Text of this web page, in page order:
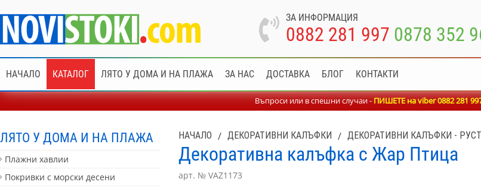
ЗА ИНФОРМАЦИЯ
0882 281 997 0878 352
НАЧАЛО КАТАЛОГ ЛЯТО У ДОМА И НА ПЛАЖА ЗА НАС ДОСТАВКА БЛОГ КОНТАКТИ
Въпроси или в спешни случаи -ПИШЕТЕ на viber 0882 281
ЛЯТО У ДОМА И НА ПЛАЖА
Плажни хавлии
Покривки с морски десени
НАЧАЛО / ДЕКОРАТИВНИ КАЛЪФКИ / ДЕКОРАТИВНИ КАЛЪФКИ -
Декоративна калъфка с Жар Птица
арт. № VAZ1173